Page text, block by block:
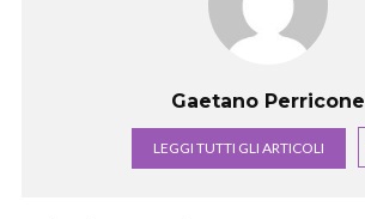
Gaetano Perricone
LEGGI TUTTI GLI ARTICOLI